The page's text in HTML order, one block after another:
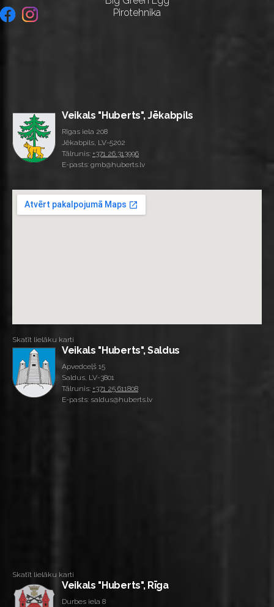
Pirotehnika
Veikals "Huberts", Jēkabpils
Rīgas iela 208
Jēkabpils, LV-5202
Tālrunis: +371 26 313996
E-pasts: gmb@huberts.lv
Skatīt lielāku karti
Veikals "Huberts", Saldus
Apvedceļš 15
Saldus, LV-3801
Tālrunis: +371 25 611808
E-pasts: saldus@huberts.lv
Skatīt lielāku karti
Veikals "Huberts", Rīga
Durbes iela 8